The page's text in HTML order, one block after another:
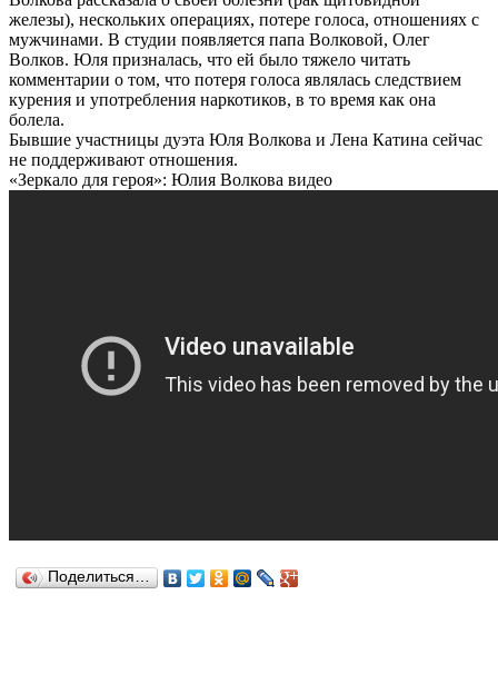
железы), нескольких операциях, потере голоса, отношениях с
мужчинами. В студии появляется папа Волковой, Олег
Волков. Юля призналась, что ей было тяжело читать
комментарии о том, что потеря голоса являлась следствием
курения и употребления наркотиков, в то время как она
болела.
Бывшие участницы дуэта Юля Волкова и Лена Катина сейчас
не поддерживают отношения.
«Зеркало для героя»: Юлия Волкова видео
Поделиться…